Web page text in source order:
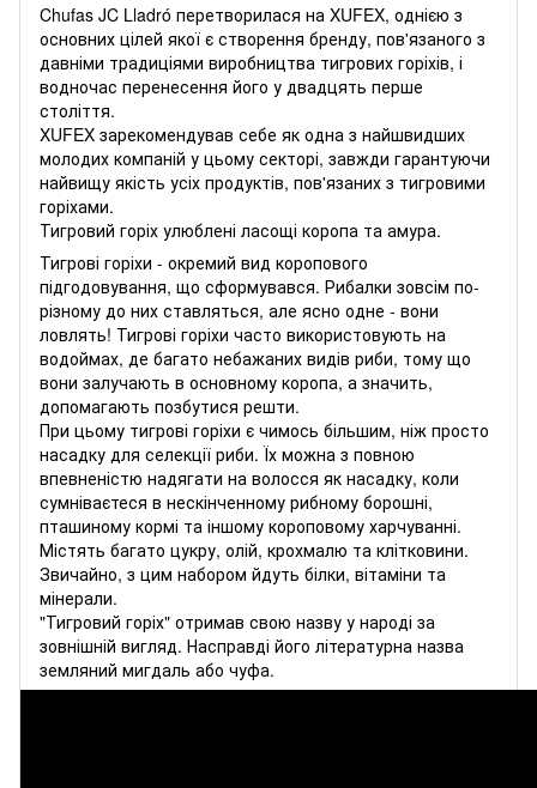
Chufas JC Lladró перетворилася на XUFEX, однією з
основних цілей якої є створення бренду, пов'язаного з
давніми традиціями виробництва тигрових горіхів, і
водночас перенесення його у двадцять перше
століття.
XUFEX зарекомендував себе як одна з найшвидших
молодих компаній у цьому секторі, завжди гарантуючи
найвищу якість усіх продуктів, пов'язаних з тигровими
горіхами.
Тигровий горіх улюблені ласощі коропа та амура.
Тигрові горіхи - окремий вид коропового
підгодовування, що сформувався. Рибалки зовсім по-
різному до них ставляться, але ясно одне - вони
ловлять! Тигрові горіхи часто використовують на
водоймах, де багато небажаних видів риби, тому що
вони залучають в основному коропа, а значить,
допомагають позбутися решти.
При цьому тигрові горіхи є чимось більшим, ніж просто
насадку для селекції риби. Їх можна з повною
впевненістю надягати на волосся як насадку, коли
сумніваєтеся в нескінченному рибному борошні,
пташиному кормі та іншому короповому харчуванні.
Містять багато цукру, олій, крохмалю та клітковини.
Звичайно, з цим набором йдуть білки, вітаміни та
мінерали.
"Тигровий горіх" отримав свою назву у народі за
зовнішній вигляд. Насправді його літературна назва
земляний мигдаль або чуфа.